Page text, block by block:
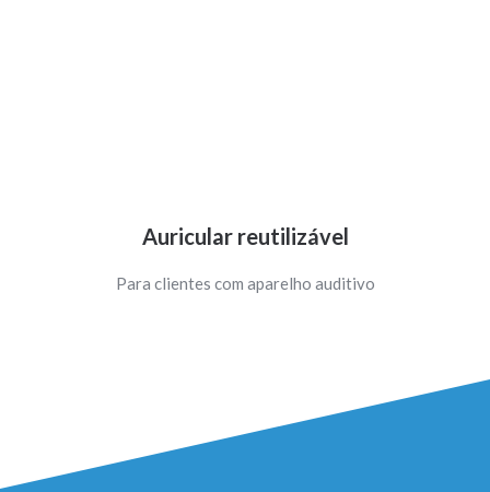
Auricular reutilizável
Para clientes com aparelho auditivo